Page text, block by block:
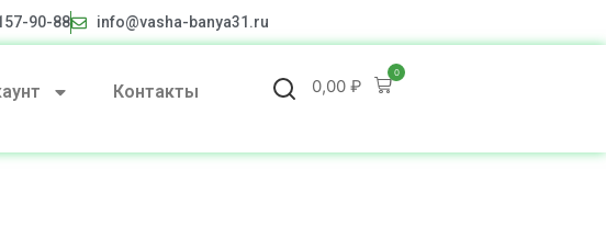
90-88 info@vasha-banya31.ru
Контакты 0,00₽
0